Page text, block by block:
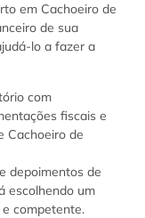
em Cachoeiro de
de sua
lo a fazer a
com
fiscais e
Cachoeiro de
depoimentos de
escolhendo um
competente.